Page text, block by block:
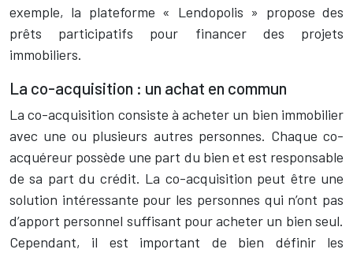
exemple, la plateforme « Lendopolis » propose des
prêts participatifs pour financer des projets
immobiliers.
La co-acquisition : un achat en commun
La co-acquisition consiste à acheter un bien immobilier
avec une ou plusieurs autres personnes. Chaque co-
acquéreur possède une part du bien et est responsable
de sa part du crédit. La co-acquisition peut être une
solution intéressante pour les personnes qui n’ont pas
d’apport personnel suffisant pour acheter un bien seul.
Cependant, il est important de bien définir les